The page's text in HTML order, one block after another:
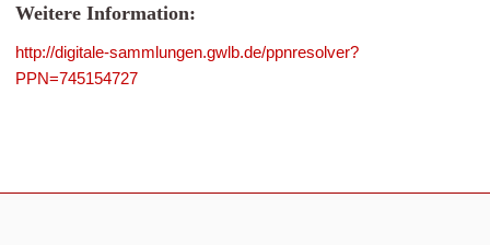
Weitere Information:
http://digitale-sammlungen.gwlb.de/ppnresolver?
PPN=745154727